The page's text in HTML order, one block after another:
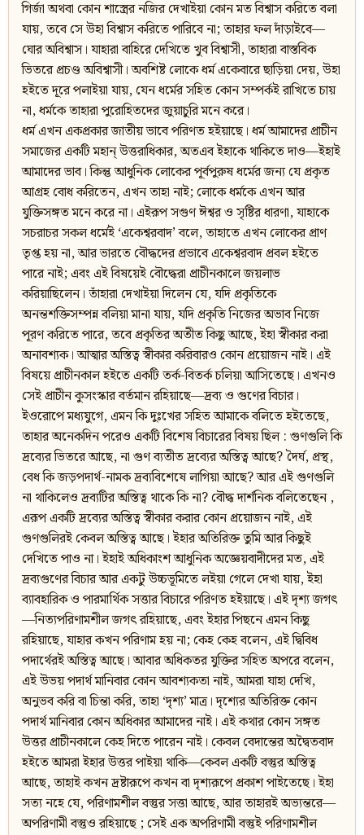
গির্জা অথবা কোন শাস্ত্রের নজির দেখাইয়া কোন মত বিশ্বাস করিতে বলা
যায়, তবে সে উহা বিশ্বাস করিতে পারিবে না; তাহার ফল দাঁড়াইবে—
ঘোর অবিশ্বাস। যাহারা বাহিরে দেখিতে খুব বিশ্বাসী, তাহারা বাস্তবিক
ভিতরে প্রচণ্ড অবিশ্বাসী। অবশিষ্ট লোকে ধর্ম একেবারে ছাড়িয়া দেয়, উহা
হইতে দূরে পলাইয়া যায়, যেন ধর্মের সহিত কোন সম্পর্কই রাখিতে চায়
না, ধর্মকে তাহারা পুরোহিতদের জুয়াচুরি মনে করে।
ধর্ম এখন একপ্রকার জাতীয় ভাবে পরিণত হইয়াছে। ধর্ম আমাদের প্রাচীন
সমাজের একটি মহান‍্ উত্তরাধিকার, অতএব ইহাকে থাকিতে দাও—ইহাই
আমাদের ভাব। কিন্তু আধুনিক লোকের পূর্বপুরুষ ধর্মের জন্য যে প্রকৃত
আগ্রহ বোধ করিতেন, এখন তাহা নাই; লোকে ধর্মকে এখন আর
যুক্তিসঙ্গত মনে করে না। এইরূপ সগুণ ঈশ্বর ও সৃষ্টির ধারণা, যাহাকে
সচরাচর সকল ধর্মেই ‘একেশ্বরবাদ’ বলে, তাহাতে এখন লোকের প্রাণ
তৃপ্ত হয় না, আর ভারতে বৌদ্ধদের প্রভাবে একেশ্বরবাদ প্রবল হইতে
পারে নাই; এবং এই বিষয়েই বৌদ্ধেরা প্রাচীনকালে জয়লাভ
করিয়াছিলেন। তাঁহারা দেখাইয়া দিলেন যে, যদি প্রকৃতিকে
অনন্তশক্তিসম্পন্ন বলিয়া মানা যায়, যদি প্রকৃতি নিজের অভাব নিজে
পূরণ করিতে পারে, তবে প্রকৃতির অতীত কিছু আছে, ইহা স্বীকার করা
অনাবশ্যক। আত্মার অস্তিত্ব স্বীকার করিবারও কোন প্রয়োজন নাই। এই
বিষয়ে প্রাচীনকাল হইতে একটি তর্ক-বিতর্ক চলিয়া আসিতেছে। এখনও
সেই প্রাচীন কুসংস্কার বর্তমান রহিয়াছে—দ্রব্য ও গুণের বিচার।
ইওরোপে মধ্যযুগে, এমন কি দুঃখের সহিত আমাকে বলিতে হইতেছে,
তাহার অনেকদিন পরেও একটি বিশেষ বিচারের বিষয় ছিল : গুণগুলি কি
দ্রব্যের ভিতরে আছে, না গুণ ব্যতীত দ্রব্যের অস্তিত্ব আছে? দৈর্ঘ, প্রস্থ,
বেধ কি জড়পদার্থ-নামক দ্রব্যবিশেষে লাগিয়া আছে? আর এই গুণগুলি
না থাকিলেও দ্রব্যটির অস্তিত্ব থাকে কি না? বৌদ্ধ দার্শনিক বলিতেছেন ,
এরূপ একটি দ্রব্যের অস্তিত্ব স্বীকার করার কোন প্রয়োজন নাই, এই
গুণগুলিরই কেবল অস্তিত্ব আছে। ইহার অতিরিক্ত তুমি আর কিছুই
দেখিতে পাও না। ইহাই অধিকাংশ আধুনিক অজ্ঞেয়বাদীদের মত, এই
দ্রব্যগুণের বিচার আর একটু উচ্চভূমিতে লইয়া গেলে দেখা যায়, ইহা
ব্যাবহারিক ও পারমার্থিক সত্তার বিচারে পরিণত হইয়াছে। এই দৃশ্য জগৎ
—নিত্যপরিণামশীল জগৎ রহিয়াছে, এবং ইহার পিছনে এমন কিছু
রহিয়াছে, যাহার কখন পরিণাম হয় না; কেহ কেহ বলেন, এই দ্বিবিধ
পদার্থেরই অস্তিত্ব আছে। আবার অধিকতর যুক্তির সহিত অপরে বলেন,
এই উভয় পদার্থ মানিবার কোন আবশ্যকতা নাই, আমরা যাহা দেখি,
অনুভব করি বা চিন্তা করি, তাহা ‘দৃশ্য’ মাত্র। দৃশ্যের অতিরিক্ত কোন
পদার্থ মানিবার কোন অধিকার আমাদের নাই। এই কথার কোন সঙ্গত
উত্তর প্রাচীনকালে কেহ দিতে পারেন নাই। কেবল বেদান্তের অদ্বৈতবাদ
হইতে আমরা ইহার উত্তর পাইয়া থাকি—কেবল একটি বস্তুর অস্তিত্ব
আছে, তাহাই কখন দ্রষ্টারূপে কখন বা দৃশ্যরূপে প্রকাশ পাইতেছে। ইহা
সত্য নহে যে, পরিণামশীল বস্তুর সত্তা আছে, আর তাহারই অভ্যন্তরে—
অপরিণামী বস্তুও রহিয়াছে ; সেই এক অপরিণামী বস্তুই পরিণামশীল